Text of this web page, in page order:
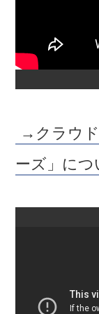
→クラウ
ーズ」につ